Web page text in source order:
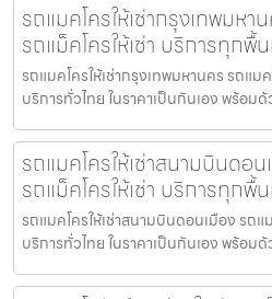
รถแมคโครให้เช่ากรุงเทพมห
รถแม็คโครให้เช่า บริการทุกพื้
รถแมคโครให้เช่ากรุงเทพมหานคร รถแม
บริการทั่วไทย ในราคาเป็นกันเอง พร้อม
รถแมคโครให้เช่าสนามบินดอ
รถแม็คโครให้เช่า บริการทุกพื้
รถแมคโครให้เช่าสนามบินดอนเมือง รถแ
บริการทั่วไทย ในราคาเป็นกันเอง พร้อม